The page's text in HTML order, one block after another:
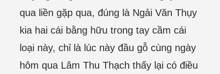
qua liền gặp qua, đúng là Ngải Văn Thụy
kia hai cái bằng hữu trong tay cầm cái
loại này, chỉ là lúc này đầu gỗ cùng ngày
hôm qua Lâm Thu Thạch thấy lại có điều